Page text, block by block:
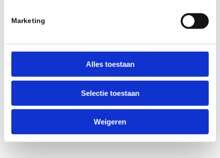
Marketing
Alles toestaan
Selectie toestaan
Weigeren
gemaakt door: